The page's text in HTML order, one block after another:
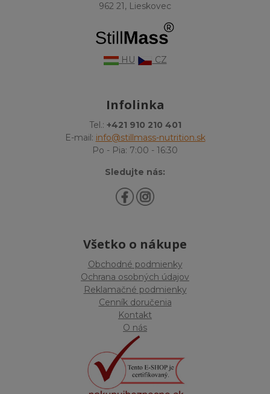
962 21, Lieskovec
HU CZ
Infolinka
Tel.: +421 910 210 401
E-mail: info@stillmass-nutrition.sk
Po - Pia: 7:00 - 16:30
Sledujte nás:
Všetko o nákupe
Obchodné podmienky
Ochrana osobných údajov
Reklamačné podmienky
Cenník doručenia
Kontakt
O nás